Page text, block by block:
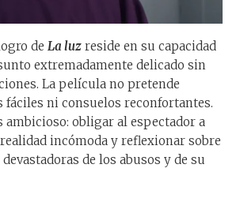
de La luz reside en su capacidad
extremadamente delicado sin
La película no pretende
fáciles ni consuelos reconfortantes.
ambicioso: obligar al espectador a
incómoda y reflexionar sobre
de los abusos y de su